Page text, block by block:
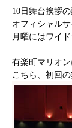
10日舞台挨拶
オフィシャル
月曜にはワイ
有楽町マリオ
こちら、初回